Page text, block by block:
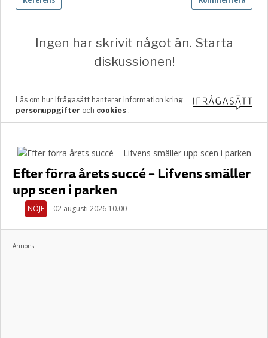
Efter förra årets succé – Lifvens smäller
upp scen i parken
NÖJE 02 augusti 2026 10.00
Annons: